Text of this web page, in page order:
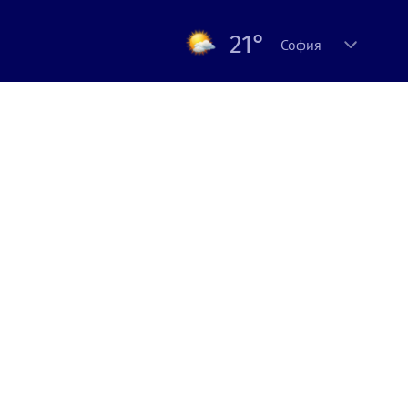
21° София